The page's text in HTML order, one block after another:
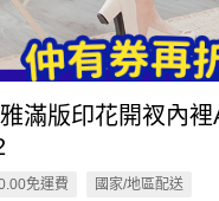
滿版印花開衩內
免運費 國家/地區配送